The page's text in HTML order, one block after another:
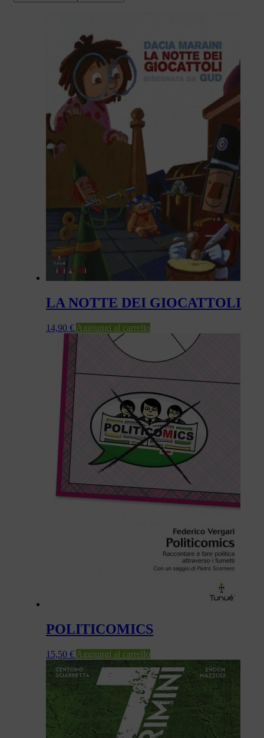
LA NOTTE DEI GIOCATTOLI
14,90 € Aggiungi al carrello
POLITICOMICS
15,50 € Aggiungi al carrello